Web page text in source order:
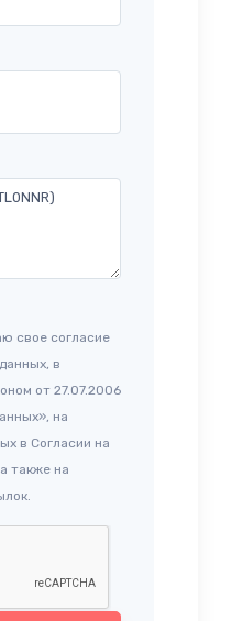
свое согласие
в
от 27.07.2006
на
в Согласии на
также на